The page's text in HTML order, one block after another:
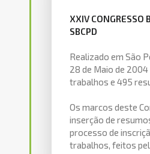
XXIV CONGRESSO
SBCPD
Realizado em São
28 de Maio de
trabalhos e 495
Os marcos deste
inserção de
processo de
trabalhos, feitos